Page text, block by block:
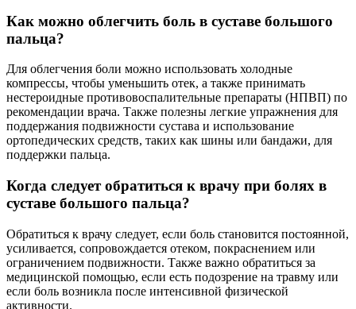
Как можно облегчить боль в суставе большого
пальца?
Для облегчения боли можно использовать холодные
компрессы, чтобы уменьшить отек, а также принимать
нестероидные противовоспалительные препараты (НПВП) по
рекомендации врача. Также полезны легкие упражнения для
поддержания подвижности сустава и использование
ортопедических средств, таких как шины или бандажи, для
поддержки пальца.
Когда следует обратиться к врачу при болях в
суставе большого пальца?
Обратиться к врачу следует, если боль становится постоянной,
усиливается, сопровождается отеком, покраснением или
ограничением подвижности. Также важно обратиться за
медицинской помощью, если есть подозрение на травму или
если боль возникла после интенсивной физической
активности.